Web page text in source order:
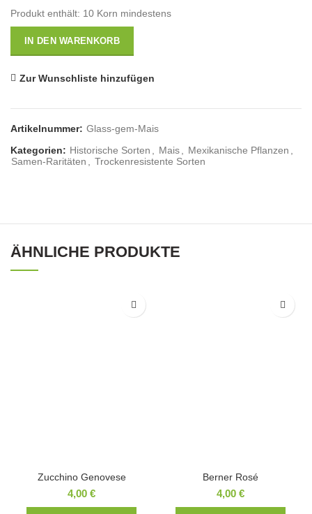
Produkt enthält: 10 Korn mindestens
IN DEN WARENKORB
Zur Wunschliste hinzufügen
Artikelnummer: Glass-gem-Mais
Kategorien: Historische Sorten Mais Mexikanische Pflanzen
Samen-Raritäten
Trockenresistente Sorten
ÄHNLICHE PRODUKTE
Zucchino Genovese
4,00 €
Berner Rosé
4,00 €